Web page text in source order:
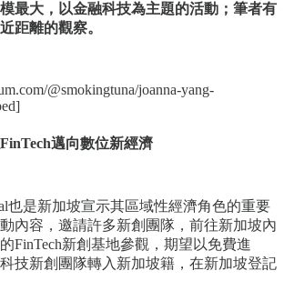
最大，以金融科技為主題的活動；筆者有
距離的觀察。
@smokingtuna/joanna-yang-
邁向數位新經濟
也是新加坡宣示其區域性經濟角色的重要
內容，邀請許多新創團隊，前往新加坡內
FinTech新創基地參觀，期望以免費進
技新創團隊轉入新加坡籍，在新加坡登記